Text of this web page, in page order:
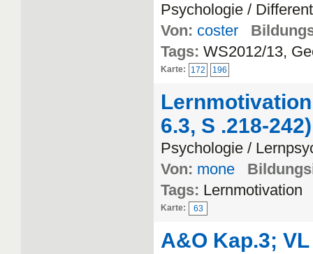
Psychologie /
Von: coster
Tags: WS2012/13,
Karte: 172 196
6.3, S .218-242)
Psychologie /
Von: mone
Tags: Lernmotivation
Karte: 63
A&O Kap.3;